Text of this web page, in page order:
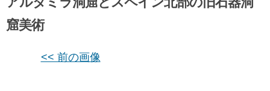
窟美術
<< 前の画像